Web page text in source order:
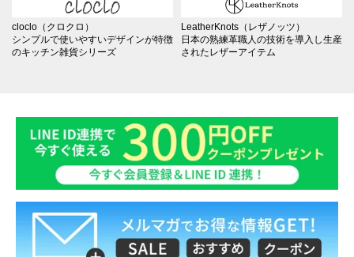
cloclo（クロクロ）
シンプルで使いやすいデザインが特徴
のキッチン雑貨シリーズ
LeatherKnots（レザノッツ）
日本の熟練革職人の技術を導入し生産
されたレザーアイテム